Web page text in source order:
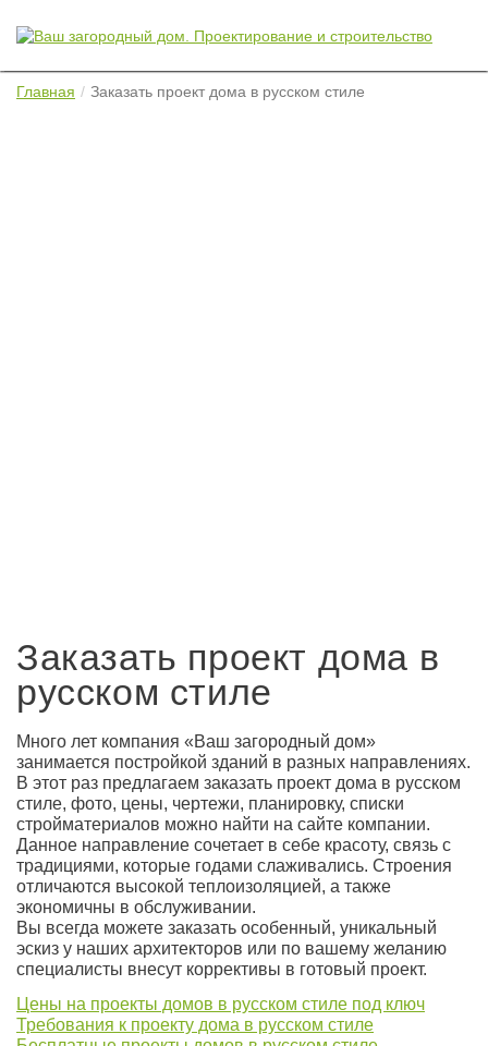
Главная Заказать проект дома в русском стиле
Заказать проект дома в
русском стиле
Много лет компания «Ваш загородный дом»
занимается постройкой зданий в разных направлениях.
В этот раз предлагаем заказать проект дома в русском
стиле, фото, цены, чертежи, планировку, списки
стройматериалов можно найти на сайте компании.
Данное направление сочетает в себе красоту, связь с
традициями, которые годами слаживались. Строения
отличаются высокой теплоизоляцией, а также
экономичны в обслуживании.
Вы всегда можете заказать особенный, уникальный
эскиз у наших архитекторов или по вашему желанию
специалисты внесут коррективы в готовый проект.
Цены на проекты домов в русском стиле под ключ
Требования к проекту дома в русском стиле